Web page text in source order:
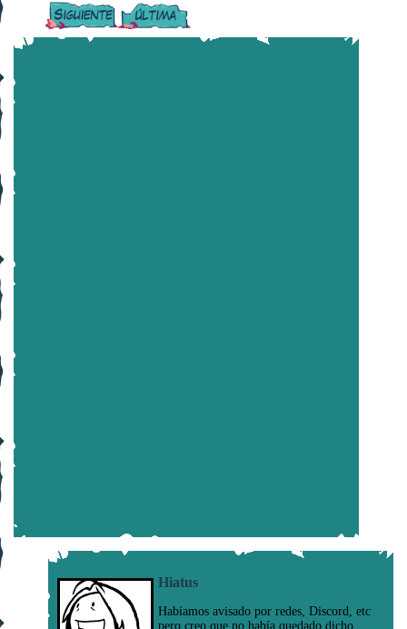
Hiatus
Habíamos avisado por redes, Discord, etc
pero creo que no había quedado dicho